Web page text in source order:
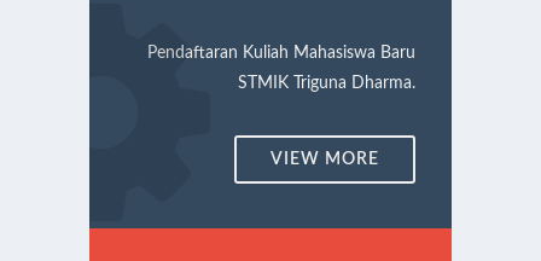
Pendaftaran Kuliah Mahasiswa Baru
STMIK Triguna Dharma.
VIEW MORE